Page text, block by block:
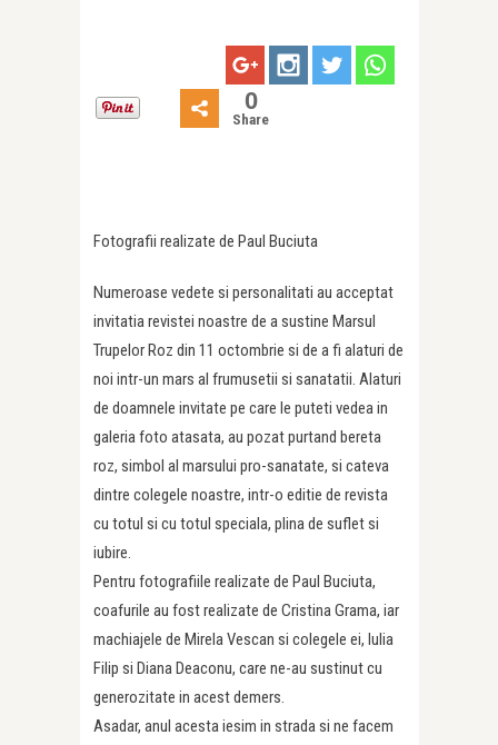
0
Share
Fotografii realizate de Paul Buciuta
Numeroase vedete si personalitati au acceptat
invitatia revistei noastre de a sustine Marsul
Trupelor Roz din 11 octombrie si de a fi alaturi de
noi intr-un mars al frumusetii si sanatatii. Alaturi
de doamnele invitate pe care le puteti vedea in
galeria foto atasata, au pozat purtand bereta
roz, simbol al marsului pro-sanatate, si cateva
dintre colegele noastre, intr-o editie de revista
cu totul si cu totul speciala, plina de suflet si
iubire.
Pentru fotografiile realizate de Paul Buciuta,
coafurile au fost realizate de Cristina Grama, iar
machiajele de Mirela Vescan si colegele ei, Iulia
Filip si Diana Deaconu, care ne-au sustinut cu
generozitate in acest demers.
Asadar, anul acesta iesim in strada si ne facem